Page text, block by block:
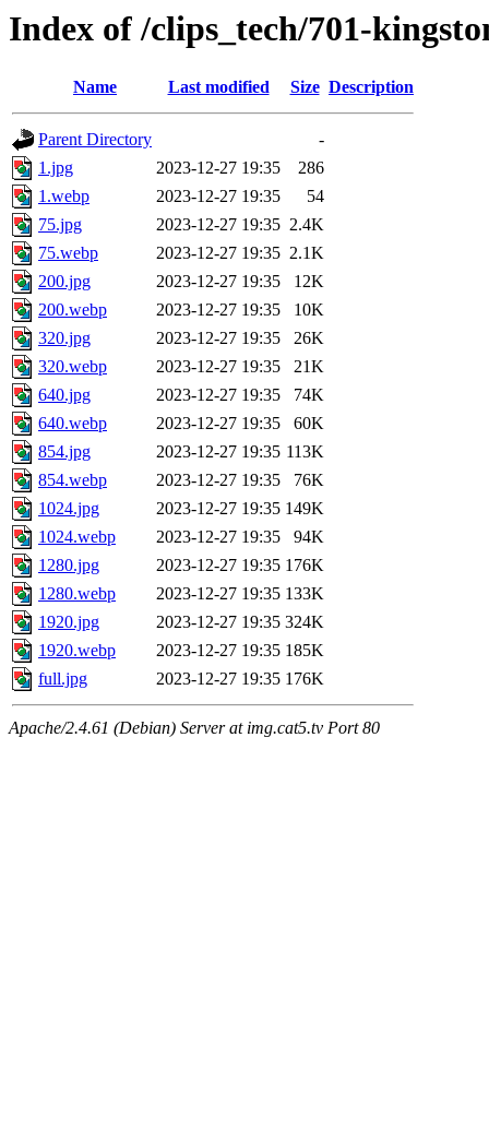
Index of /clips_tech/701-
Name Last modified Size Description
Parent Directory
-
1.jpg
2023-12-27 19:35
286
1.webp
2023-12-27 19:35
54
75.jpg
2023-12-27 19:35 2.4K
75.webp
2023-12-27 19:35 2.1K
200.jpg
2023-12-27 19:35
12K
200.webp
2023-12-27 19:35
10K
320.jpg
2023-12-27 19:35
26K
320.webp
2023-12-27 19:35
21K
640.jpg
2023-12-27 19:35
74K
640.webp
2023-12-27 19:35
60K
854.jpg
2023-12-27 19:35 113K
854.webp
2023-12-27 19:35
76K
1024.jpg
2023-12-27 19:35 149K
1024.webp
2023-12-27 19:35
94K
1280.jpg
2023-12-27 19:35 176K
1280.webp
2023-12-27 19:35 133K
1920.jpg
2023-12-27 19:35 324K
1920.webp
2023-12-27 19:35 185K
full.jpg
2023-12-27 19:35 176K
Apache/2.4.61 (Debian) Server at img.cat5.tv Port 80